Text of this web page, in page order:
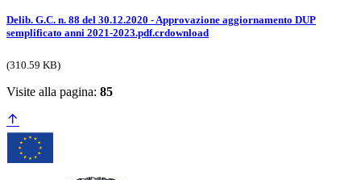
Delib. G.C. n. 88 del 30.12.2020 - Approvazione aggiornamento DUP
semplificato anni 2021-2023.pdf.crdownload
(310.59 KB)
Visite alla pagina: 85